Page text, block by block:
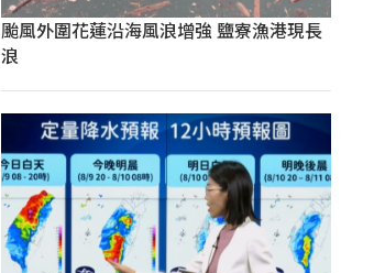
颱風外圍花蓮沿海風浪增強 鹽寮漁港現長
浪